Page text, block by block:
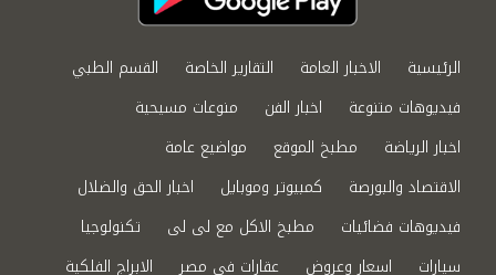
الرئيسية الاخبار العامة التقارير الخاصة
القسم الطبي
فيديوهات متنوعة
اخبار الفن
منوعات مسيحية
اخبار الرياضة
مطبخ الموقع
مواضيع عامة
الاقتصاد والبورصة
كمبيوتر وموبايل
اخبار الحق والضلال
فيديوهات فضائيات
مطبخ الاكل مع لى لى
تكنولوجيا
سيارات
اسعار وعروض عقارات في مصر الابراج الفلكية